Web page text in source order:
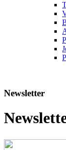
Newsletter